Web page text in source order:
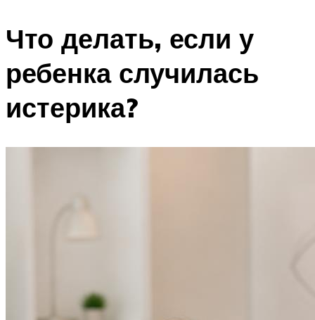
Что делать, если у
ребенка случилась
истерика?